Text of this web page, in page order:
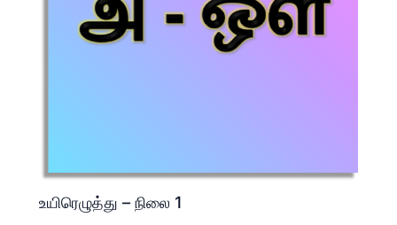
உயிரெழுத்து – நிலை 1